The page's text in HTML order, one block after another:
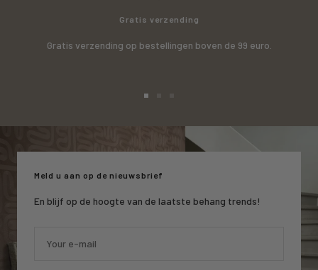
Gratis verzending
Gratis verzending op bestellingen boven de 99 euro.
1
2
slide
3
Meld u aan op de nieuwsbrief
En blijf op de hoogte van de laatste behang trends!
Your e-mail